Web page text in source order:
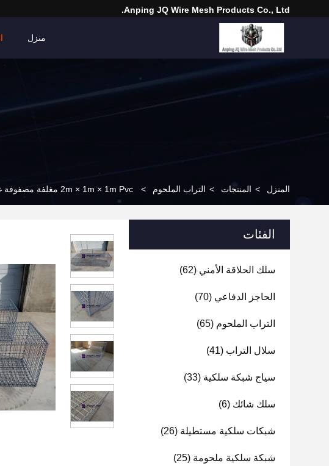
Anping JQ Wire Mesh Products Co., Ltd.
منزل
المنزل > المنتجات > التراب الملحوم > 2m × 1m × 1m Pvc مغلفة مصفوفة غابيون زراعة سلة منحدر حديقة الخلفية المناظر الطبيعية الشبكة 5.0mm
الفئات
سلك الحلاقة الأمني (62)
الحاجز الدفاعي (70)
التراب الملحوم (65)
سلال التراب (41)
سياج شبكة سلكية (33)
سلك شائك (6)
شبكات سلكية مستطيلة (26)
شبكة سلكية ملحومة (25)